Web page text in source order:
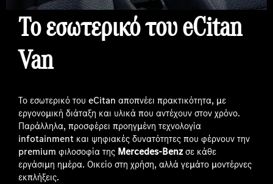
Το εσωτερικό του eCitan
Van
Το εσωτερικό του eCitan αποπνέει πρακτικότητα, με
εργονομική διάταξη και υλικά που αντέχουν στον χρόνο.
Παράλληλα, προσφέρει προηγμένη τεχνολογία
infotainment και ψηφιακές δυνατότητες που φέρνουν την
premium φιλοσοφία της Mercedes-Benzσε κάθε
εργάσιμη ημέρα. Οικείο στη χρήση, αλλά γεμάτο μοντέρνες
εκπλήξεις.